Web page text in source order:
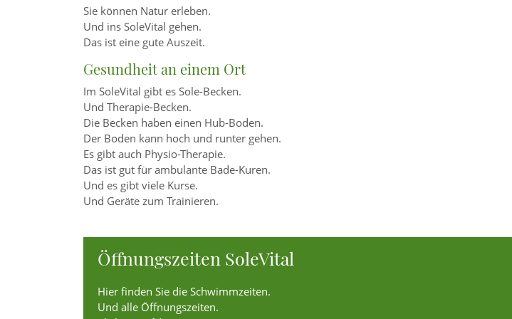
Sie können Natur erleben.
Und ins SoleVital gehen.
Das ist eine gute Auszeit.
Gesundheit an einem Ort
Im SoleVital gibt es Sole-Becken.
Und Therapie-Becken.
Die Becken haben einen Hub-Boden.
Der Boden kann hoch und runter gehen.
Es gibt auch Physio-Therapie.
Das ist gut für ambulante Bade-Kuren.
Und es gibt viele Kurse.
Und Geräte zum Trainieren.
Öffnungszeiten SoleVital
Hier finden Sie die Schwimmzeiten.
Und alle Öffnungszeiten.